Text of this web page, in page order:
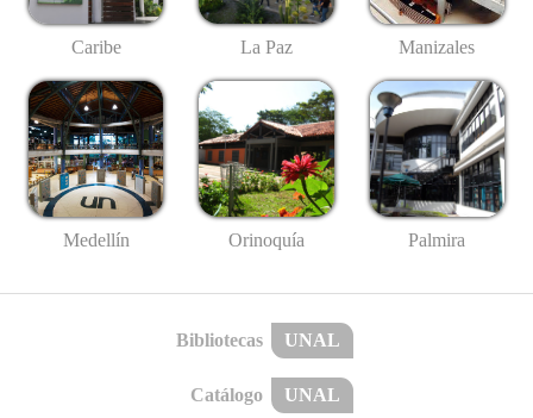
Caribe La Paz Manizales
Medellín Orinoquía Palmira
Bibliotecas UNAL
Catálogo UNAL